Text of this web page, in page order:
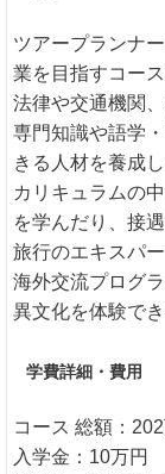
ツアープランナ
業を目指すコース
法律や交通機関
専門知識や語学
きる人材を養成し
カリキュラムの
を学んだり、接
旅行のエキスパ
海外交流プログ
異文化を体験で
学費詳細・費用
コース 総額：
入学金：10万円